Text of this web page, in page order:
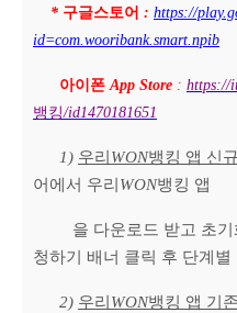
* 구글스토어 : https://
id=com.wooribank.smart.npib
아이폰 App Store : https://
뱅킹/id1470181651
1) 우리 WON뱅킹 앱 신
어에서 우리 WON뱅킹 앱
을 다운로드 받고 초
청하기 배너 클릭 후 단계별
2) 우리 WON뱅킹 앱 기